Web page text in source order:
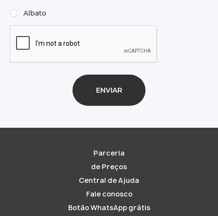
Albato
Parceria
de Preços
Central de Ajuda
Fale conosco
Botão WhatsApp grátis